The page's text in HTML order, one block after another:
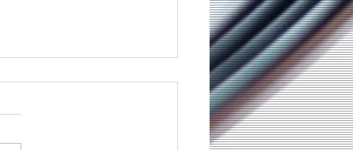
移転のお知らせ
格別のご高配を賜り厚く御